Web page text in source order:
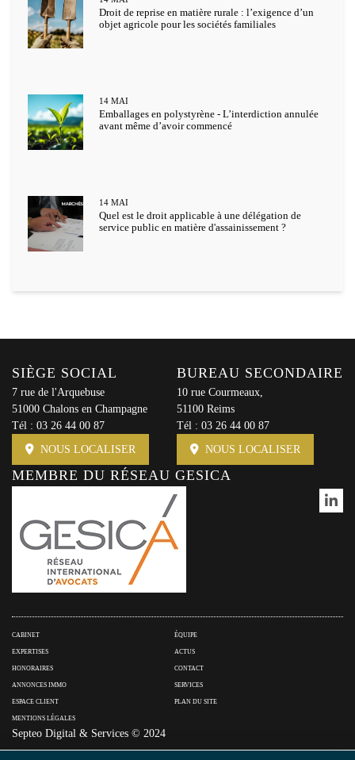
Droit de reprise en matière rurale : l’exigence d’un
objet agricole pour les sociétés familiales
Emballages en polystyrène - L’interdiction annulée
avant même d’avoir commencé
14 MAI
Quel est le droit applicable à une délégation de
service public en matière d'assainissement ?
14 MAI
SIÈGE SOCIAL
7 rue de l'Arquebuse
51000 Chalons en Champagne
Tél : 03 26 44 00 87
NOUS LOCALISER
BUREAU SECONDAIRE
10 rue Courmeaux,
51100 Reims
Tél : 03 26 44 00 87
NOUS LOCALISER
MEMBRE DU RÉSEAU GESICA
CABINET ÉQUIPE
EXPERTISES ACTUS
HONORAIRES CONTACT
ANNONCES IMMO SERVICES
ESPACE CLIENT PLAN DU SITE
MENTIONS LÉGALES
Septeo Digital & Services © 2024